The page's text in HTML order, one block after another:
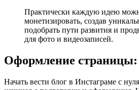
Практически каждую идею
монетизировать, создав
подобрать пути развития и
для фото и видеозаписей.
Оформление страницы:
Начать вести блог в Инстаграме с